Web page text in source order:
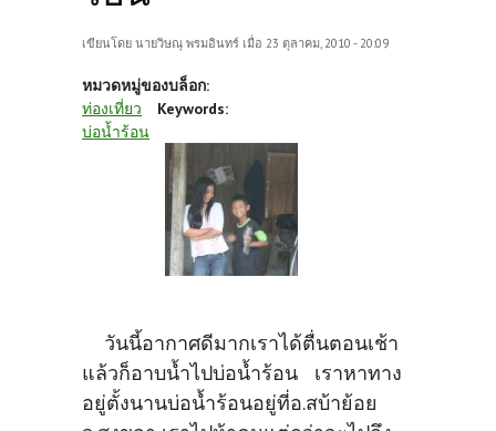
เขียนโดย นายวิษณุ พรมอินทร์ เมื่อ 23 ตุลาคม, 2010 - 20:09
หมวดหมู่ของบล็อก:
ท่องเที่ยว
Keywords:
บ่อน้ำร้อน
วันนี้อากาศดีมากเราได้ตื่นตอนเช้า
แล้วก็อาบน้ำไปบ่อน้ำร้อน เราหาทาง
อยู่ตั้งนานบ่อน้ำร้อนอยู่ที่อ.สบ้าย้อย